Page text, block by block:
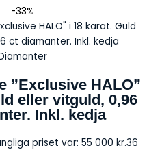
-33%
”Exclusive HALO”
eller vitguld, 0,96
Inkl. kedja
priset var: 55 000 kr.36